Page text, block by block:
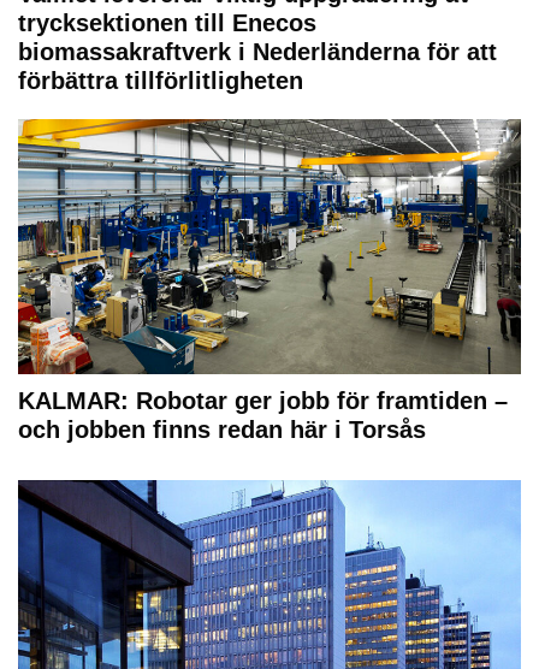
trycksektionen till Enecos
biomassakraftverk i Nederländerna för att
förbättra tillförlitligheten
KALMAR: Robotar ger jobb för framtiden –
och jobben finns redan här i Torsås